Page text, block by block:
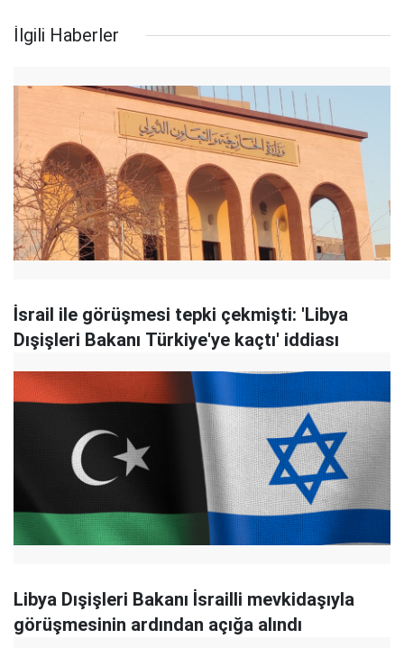
İlgili Haberler
İsrail ile görüşmesi tepki çekmişti: 'Libya
Dışişleri Bakanı Türkiye'ye kaçtı' iddiası
Libya Dışişleri Bakanı İsrailli mevkidaşıyla
görüşmesinin ardından açığa alındı